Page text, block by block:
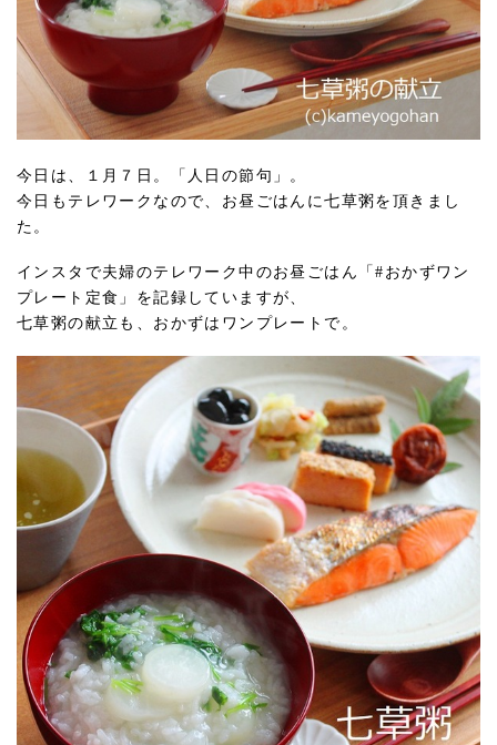
今日は、１月７日。「人日の節句」。
今日もテレワークなので、お昼ごはんに七草粥を頂きまし
た。
インスタで夫婦のテレワーク中のお昼ごはん「#おかずワン
プレート定食」を記録していますが、
七草粥の献立も、おかずはワンプレートで。